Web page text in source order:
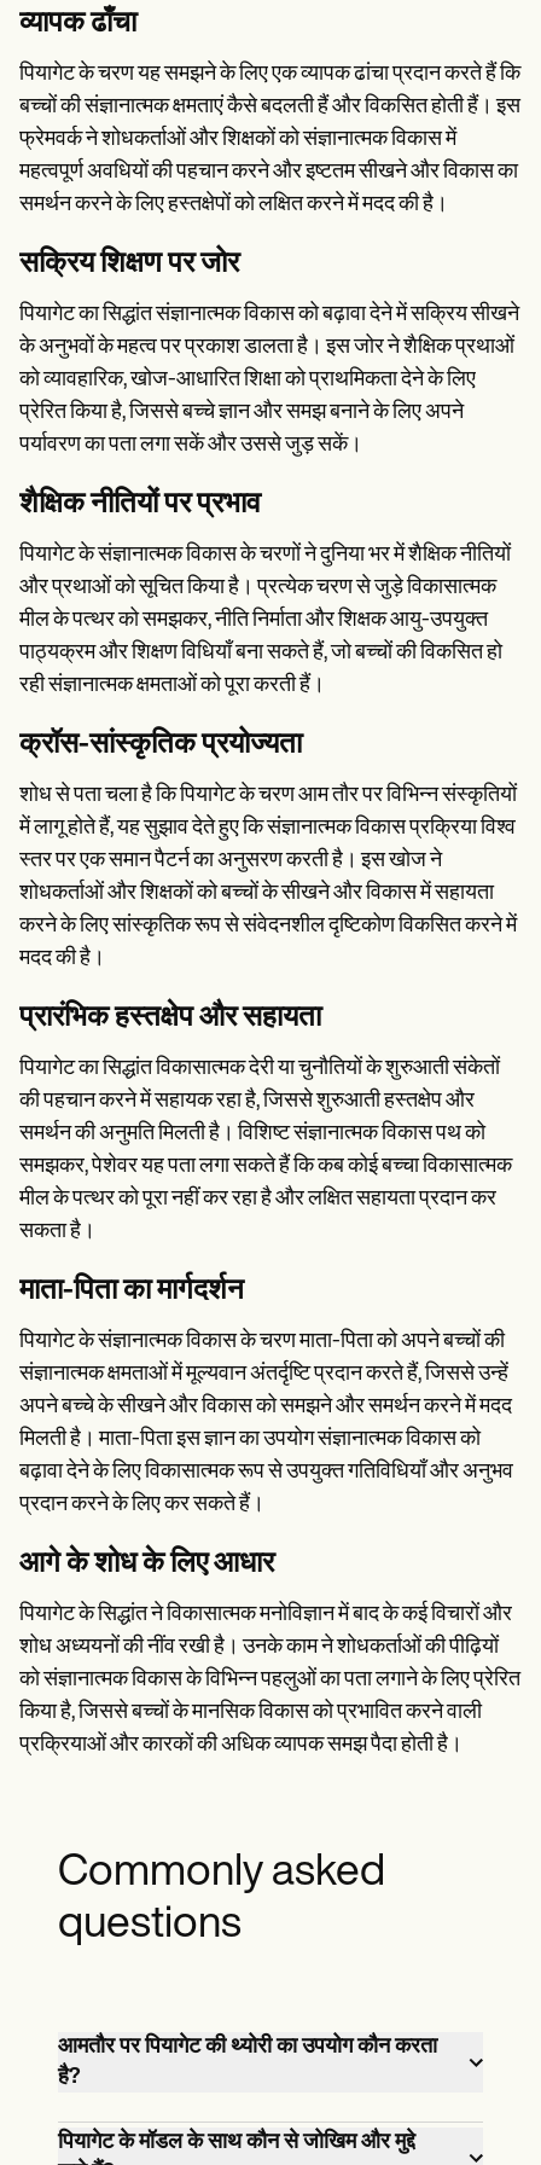
व्यापक ढाँचा
पियागेट के चरण यह समझने के लिए एक व्यापक ढांचा प्रदान करते हैं कि
बच्चों की संज्ञानात्मक क्षमताएं कैसे बदलती हैं और विकसित होती हैं। इस
फ्रेमवर्क ने शोधकर्ताओं और शिक्षकों को संज्ञानात्मक विकास में
महत्वपूर्ण अवधियों की पहचान करने और इष्टतम सीखने और विकास का
समर्थन करने के लिए हस्तक्षेपों को लक्षित करने में मदद की है।
सक्रिय शिक्षण पर जोर
पियागेट का सिद्धांत संज्ञानात्मक विकास को बढ़ावा देने में सक्रिय सीखने
के अनुभवों के महत्व पर प्रकाश डालता है। इस जोर ने शैक्षिक प्रथाओं
को व्यावहारिक, खोज-आधारित शिक्षा को प्राथमिकता देने के लिए
प्रेरित किया है, जिससे बच्चे ज्ञान और समझ बनाने के लिए अपने
पर्यावरण का पता लगा सकें और उससे जुड़ सकें।
शैक्षिक नीतियों पर प्रभाव
पियागेट के संज्ञानात्मक विकास के चरणों ने दुनिया भर में शैक्षिक नीतियों
और प्रथाओं को सूचित किया है। प्रत्येक चरण से जुड़े विकासात्मक
मील के पत्थर को समझकर, नीति निर्माता और शिक्षक आयु-उपयुक्त
पाठ्यक्रम और शिक्षण विधियाँ बना सकते हैं, जो बच्चों की विकसित हो
रही संज्ञानात्मक क्षमताओं को पूरा करती हैं।
क्रॉस-सांस्कृतिक प्रयोज्यता
शोध से पता चला है कि पियागेट के चरण आम तौर पर विभिन्न संस्कृतियों
में लागू होते हैं, यह सुझाव देते हुए कि संज्ञानात्मक विकास प्रक्रिया विश्व
स्तर पर एक समान पैटर्न का अनुसरण करती है। इस खोज ने
शोधकर्ताओं और शिक्षकों को बच्चों के सीखने और विकास में सहायता
करने के लिए सांस्कृतिक रूप से संवेदनशील दृष्टिकोण विकसित करने में
मदद की है।
प्रारंभिक हस्तक्षेप और सहायता
पियागेट का सिद्धांत विकासात्मक देरी या चुनौतियों के शुरुआती संकेतों
की पहचान करने में सहायक रहा है, जिससे शुरुआती हस्तक्षेप और
समर्थन की अनुमति मिलती है। विशिष्ट संज्ञानात्मक विकास पथ को
समझकर, पेशेवर यह पता लगा सकते हैं कि कब कोई बच्चा विकासात्मक
मील के पत्थर को पूरा नहीं कर रहा है और लक्षित सहायता प्रदान कर
सकता है।
माता-पिता का मार्गदर्शन
पियागेट के संज्ञानात्मक विकास के चरण माता-पिता को अपने बच्चों की
संज्ञानात्मक क्षमताओं में मूल्यवान अंतर्दृष्टि प्रदान करते हैं, जिससे उन्हें
अपने बच्चे के सीखने और विकास को समझने और समर्थन करने में मदद
मिलती है। माता-पिता इस ज्ञान का उपयोग संज्ञानात्मक विकास को
बढ़ावा देने के लिए विकासात्मक रूप से उपयुक्त गतिविधियाँ और अनुभव
प्रदान करने के लिए कर सकते हैं।
आगे के शोध के लिए आधार
पियागेट के सिद्धांत ने विकासात्मक मनोविज्ञान में बाद के कई विचारों और
शोध अध्ययनों की नींव रखी है। उनके काम ने शोधकर्ताओं की पीढ़ियों
को संज्ञानात्मक विकास के विभिन्न पहलुओं का पता लगाने के लिए प्रेरित
किया है, जिससे बच्चों के मानसिक विकास को प्रभावित करने वाली
प्रक्रियाओं और कारकों की अधिक व्यापक समझ पैदा होती है।
Commonly asked
questions
आमतौर पर पियागेट की थ्योरी का उपयोग कौन करता
है?
माता-पिता, शिक्षक, शोधकर्ता और बच्चों के साथ काम
पियागेट के मॉडल के साथ कौन से जोखिम और मुद्दे